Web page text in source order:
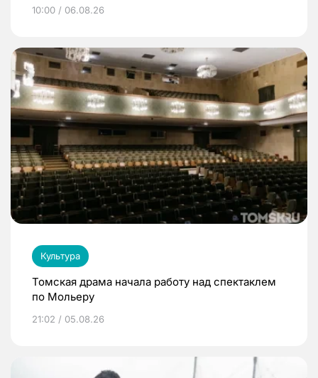
10:00 / 06.08.26
Культура
Томская драма начала работу над спектаклем
по Мольеру
21:02 / 05.08.26